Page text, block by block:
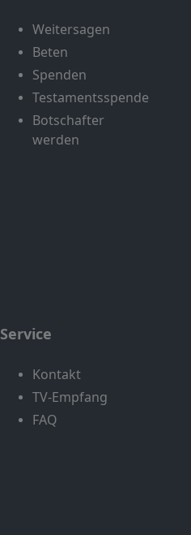
Weitersagen
Beten
Spenden
Testamentsspende
Botschafter
werden
Service
Kontakt
TV-Empfang
FAQ